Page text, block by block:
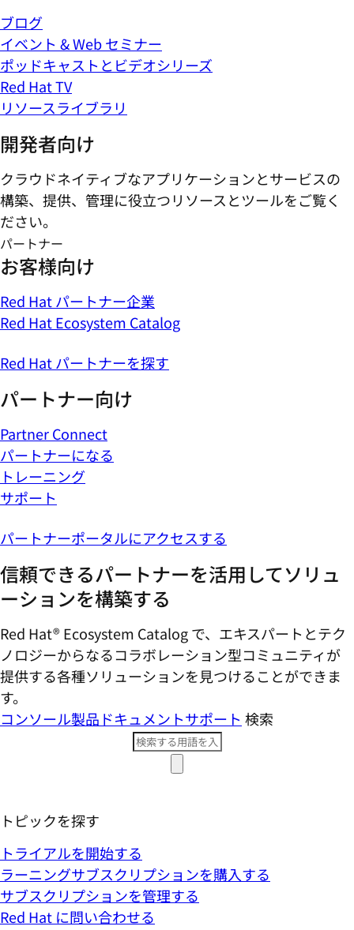
ブログ
イベント & Web セミナー
ポッドキャストとビデオシリーズ
Red Hat TV
リソースライブラリ
開発者向け
クラウドネイティブなアプリケーションとサービスの
構築、提供、管理に役立つリソースとツールをご覧く
ださい。
パートナー
お客様向け
Red Hat パートナー企業
Red Hat Ecosystem Catalog
Red Hat パートナーを探す
パートナー向け
Partner Connect
パートナーになる
トレーニング
サポート
パートナーポータルにアクセスする
信頼できるパートナーを活用してソリュ
ーションを構築する
Red Hat® Ecosystem Catalog で、エキスパートとテク
ノロジーからなるコラボレーション型コミ​ュニティが
提供する各種ソリューションを見つけることができま
す。
コンソール製品ドキュメントサポート 検索
トピックを探す
トライアルを開始する
ラーニングサブスクリプションを購入する
サブスクリプションを管理する
Red Hat に問い合わせる